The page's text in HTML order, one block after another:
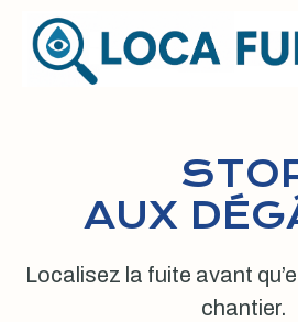
au
AUX
Localisez la fuite avant
chantier.